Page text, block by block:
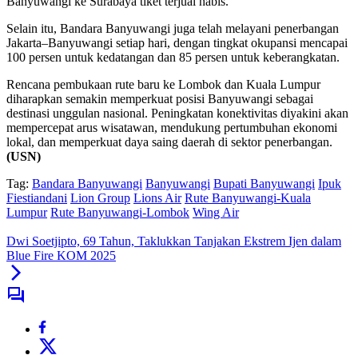
Selain itu, Bandara Banyuwangi juga telah melayani penerbangan
Jakarta–Banyuwangi setiap hari, dengan tingkat okupansi mencapai
100 persen untuk kedatangan dan 85 persen untuk keberangkatan.
Rencana pembukaan rute baru ke Lombok dan Kuala Lumpur
diharapkan semakin memperkuat posisi Banyuwangi sebagai
destinasi unggulan nasional. Peningkatan konektivitas diyakini akan
mempercepat arus wisatawan, mendukung pertumbuhan ekonomi
lokal, dan memperkuat daya saing daerah di sektor penerbangan.
(USN)
Tag: Bandara Banyuwangi Banyuwangi Bupati Banyuwangi Ipuk
Fiestiandani Lion Group Lions Air Rute Banyuwangi-Kuala
Lumpur Rute Banyuwangi-Lombok Wing Air
Dwi Soetjipto, 69 Tahun, Taklukkan Tanjakan Ekstrem Ijen dalam
Blue Fire KOM 2025